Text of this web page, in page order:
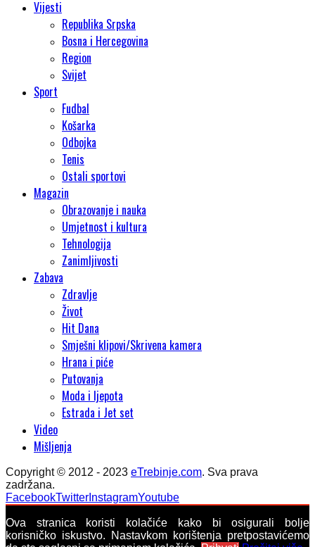
Vijesti
Republika Srpska
Bosna i Hercegovina
Region
Svijet
Sport
Fudbal
Košarka
Odbojka
Tenis
Ostali sportovi
Magazin
Obrazovanje i nauka
Umjetnost i kultura
Tehnologija
Zanimljivosti
Zabava
Zdravlje
Život
Hit Dana
Smješni klipovi/Skrivena kamera
Hrana i piće
Putovanja
Moda i ljepota
Estrada i Jet set
Video
Mišljenja
Copyright © 2012 - 2023 eTrebinje.com. Sva prava
zadržana.
FacebookTwitter InstagramYoutube
Ova stranica koristi kolačiće kako bi osigurali bolje
korisničko iskustvo. Nastavkom korištenja pretpostavićemo